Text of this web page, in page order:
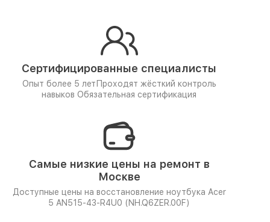
Сертифицированные специалисты
Опыт более 5 лет Проходят жёсткий контроль
навыков Обязательная сертификация
Самые низкие цены на ремонт в
Москве
Доступные цены на восстановление ноутбука Acer
5 AN515-43-R4U0 (NH.Q6ZER.00F)